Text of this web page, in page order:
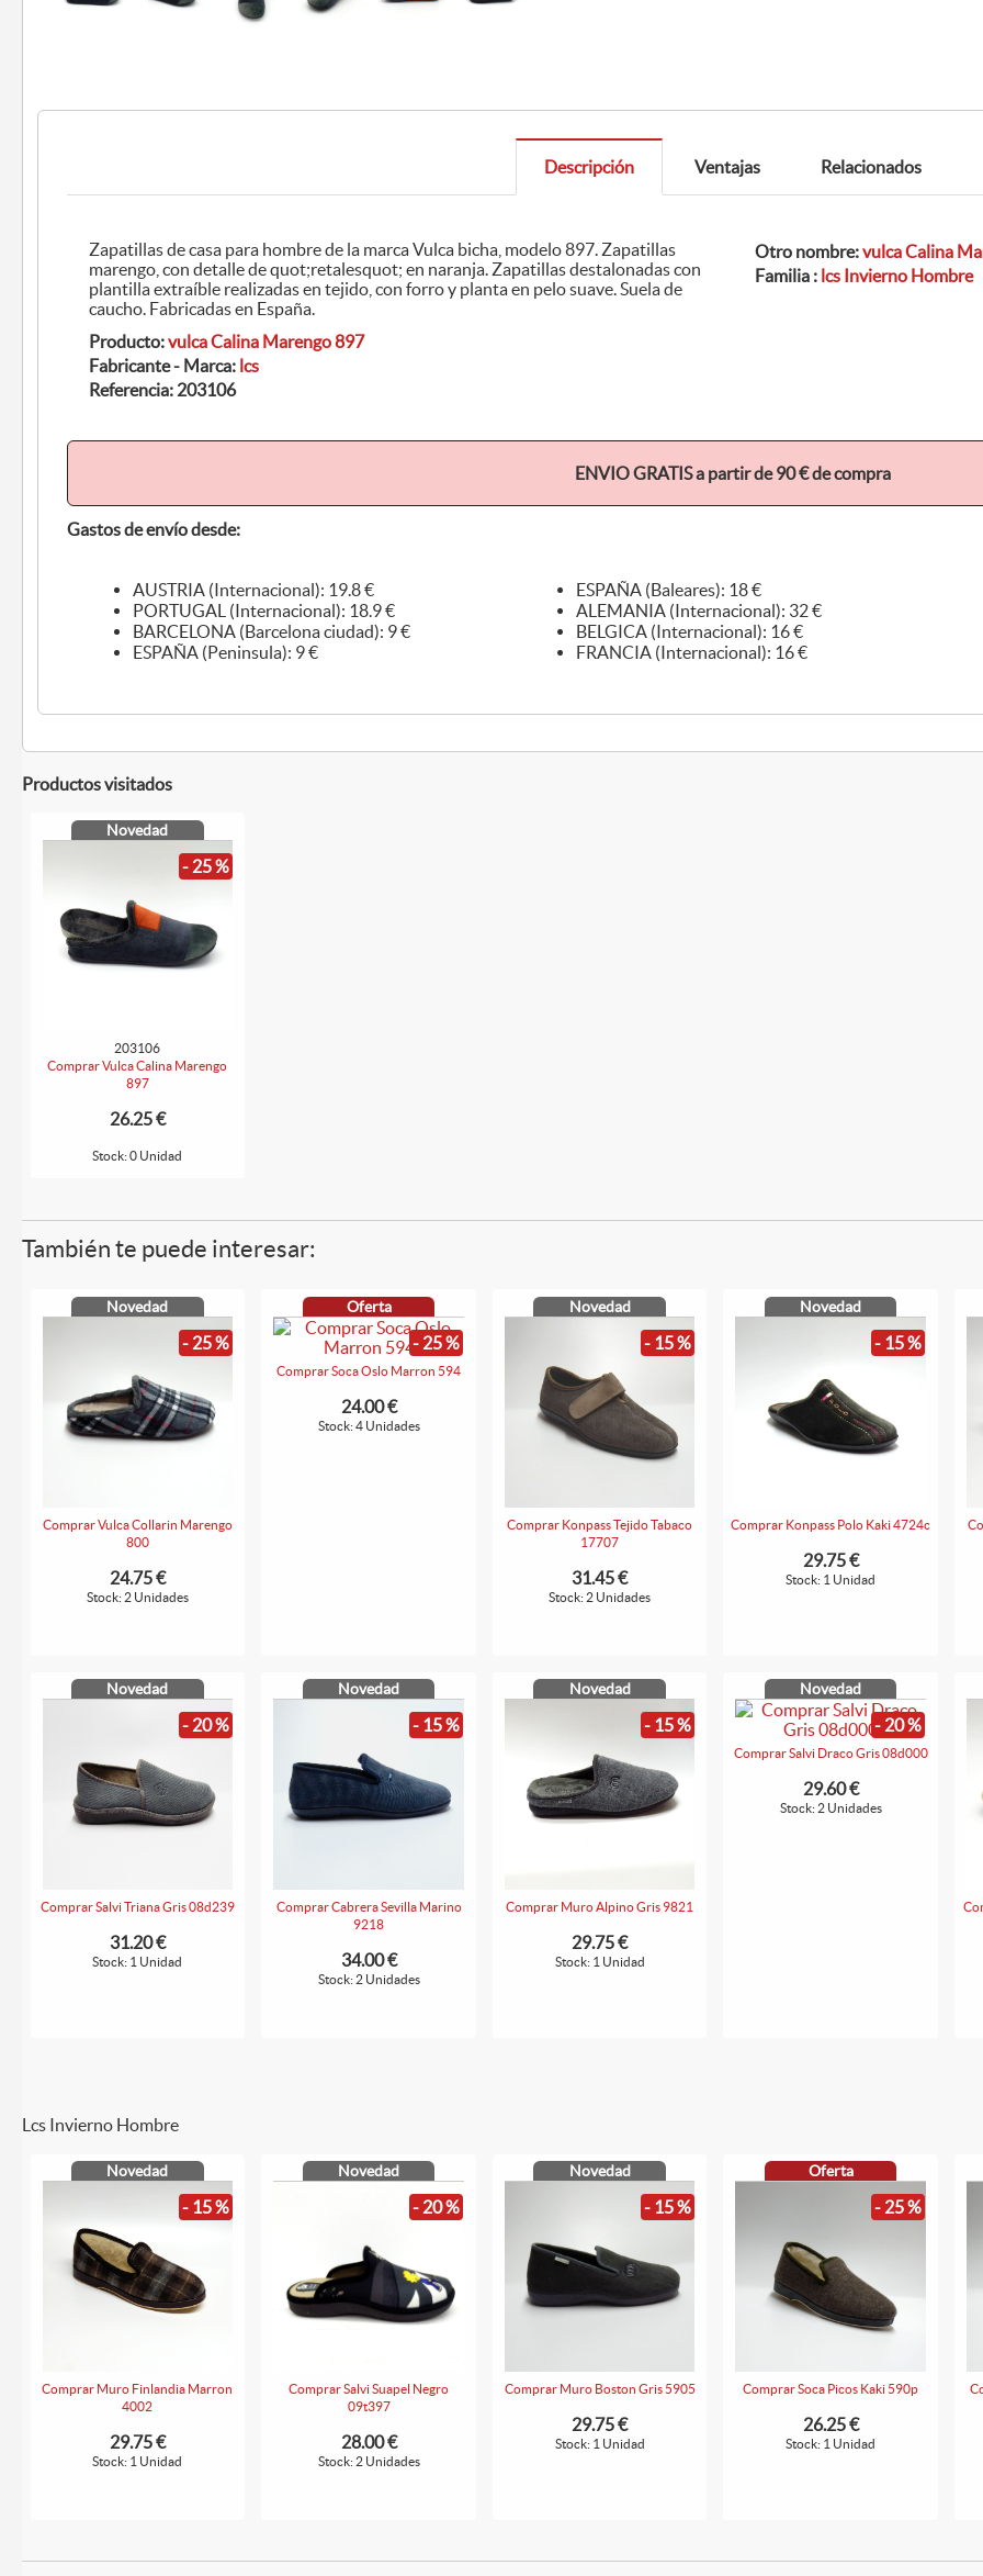
Descripción Ventajas Relacionados
Zapatillas de casa para hombre de la marca Vulca bicha, modelo 897. Zapatillas
marengo, con detalle de quot;retalesquot; en naranja. Zapatillas destalonadas con
plantilla extraíble realizadas en tejido, con forro y planta en pelo suave. Suela de
caucho. Fabricadas en España.
Producto:vulca Calina Marengo 897
Fabricante - Marca: lcs
Referencia: 203106
Otro nombre:vulca Calina
Familia : lcs Invierno Hombre
ENVIO GRATIS a partir de 90 € de compra
Gastos de envío desde:
AUSTRIA (Internacional): 19.8 €
PORTUGAL (Internacional): 18.9 €
BARCELONA (Barcelona ciudad): 9 €
ESPAÑA (Peninsula): 9 €
ESPAÑA (Baleares): 18 €
ALEMANIA (Internacional): 32 €
BELGICA (Internacional): 16 €
FRANCIA (Internacional): 16 €
Productos visitados
Novedad
- 25 %
203106
Comprar Vulca Calina Marengo
897
26.25 €
Stock: 0 Unidad
También te puede interesar:
Novedad
- 25 %
Comprar Vulca Collarin Marengo
800
24.75 €
Stock: 2 Unidades
Oferta
- 25 %
Comprar Soca Oslo Marron 594
24.00 €
Stock: 4 Unidades
Novedad
- 15 %
Comprar Konpass Tejido Tabaco
17707
31.45 €
Stock: 2 Unidades
Novedad
- 15 %
Comprar Konpass Polo Kaki 4724c
29.75 €
Stock: 1 Unidad
Novedad
- 20 %
Comprar Salvi Triana Gris 08d239
31.20 €
Stock: 1 Unidad
Novedad
- 15 %
Comprar Cabrera Sevilla Marino
9218
34.00 €
Stock: 2 Unidades
Novedad
- 15 %
Comprar Muro Alpino Gris 9821
29.75 €
Stock: 1 Unidad
Novedad
- 20 %
Comprar Salvi Draco Gris 08d000
29.60 €
Stock: 2 Unidades
Lcs Invierno Hombre
Novedad
- 15 %
Comprar Muro Finlandia Marron
4002
29.75 €
Stock: 1 Unidad
Novedad
- 20 %
Comprar Salvi Suapel Negro
09t397
28.00 €
Stock: 2 Unidades
Novedad
- 15 %
Comprar Muro Boston Gris 5905
29.75 €
Stock: 1 Unidad
Oferta
- 25 %
Comprar Soca Picos Kaki 590p
26.25 €
Stock: 1 Unidad